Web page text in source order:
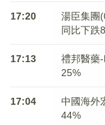
17:20
湯臣集團
同比下跌
17:13
禮邦醫藥
25%
17:04
中國海外
44%